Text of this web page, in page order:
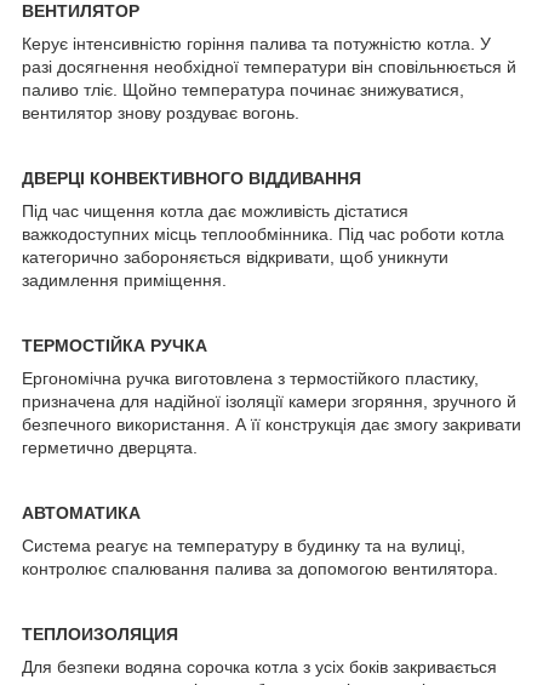
ВЕНТИЛЯТОР
Керує інтенсивністю горіння палива та потужністю котла. У
разі досягнення необхідної температури він сповільнюється й
паливо тліє. Щойно температура починає знижуватися,
вентилятор знову роздуває вогонь.
ДВЕРЦІ КОНВЕКТИВНОГО ВІДДИВАННЯ
Під час чищення котла дає можливість дістатися
важкодоступних місць теплообмінника. Під час роботи котла
категорично забороняється відкривати, щоб уникнути
задимлення приміщення.
ТЕРМОСТІЙКА РУЧКА
Ергономічна ручка виготовлена з термостійкого пластику,
призначена для надійної ізоляції камери згоряння, зручного й
безпечного використання. А її конструкція дає змогу закривати
герметично дверцята.
АВТОМАТИКА
Система реагує на температуру в будинку та на вулиці,
контролює спалювання палива за допомогою вентилятора.
ТЕПЛОИЗОЛЯЦИЯ
Для безпеки водяна сорочка котла з усіх боків закривається